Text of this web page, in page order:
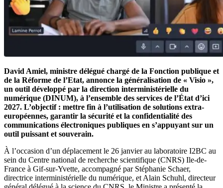
David Amiel, ministre délégué chargé de la Fonction publique et
de la Réforme de l’Etat, annonce la généralisation de « Visio »,
un outil développé par la direction interministérielle du
numérique (DINUM), à l’ensemble des services de l’État d’ici
2027. L’objectif : mettre fin à l’utilisation de solutions extra-
européennes, garantir la sécurité et la confidentialité des
communications électroniques publiques en s’appuyant sur un
outil puissant et souverain.
À l’occasion d’un déplacement le 26 janvier au laboratoire I2BC au
sein du Centre national de recherche scientifique (CNRS) Ile-de-
France à Gif-sur-Yvette, accompagné par Stéphanie Schaer,
directrice interministérielle du numérique, et Alain Schuhl, directeur